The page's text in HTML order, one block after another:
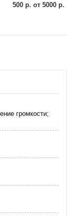
500 р. от 5000 р.
громкости;